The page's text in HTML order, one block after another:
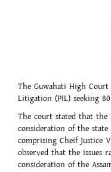
The Guwahati High
Litigation (PIL) seeking
The court stated that
consideration of the
comprising Cheif Justice
observed that the issues
consideration of the